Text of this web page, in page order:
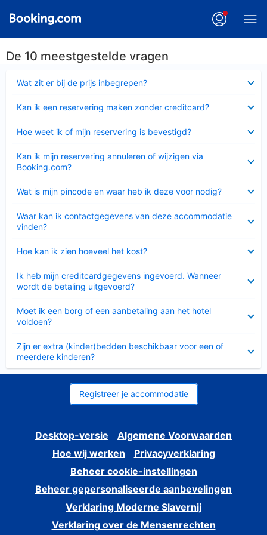
De 10 meestgestelde vragen
Wat zit er bij de prijs inbegrepen?
Kan ik een reservering maken zonder creditcard?
Hoe weet ik of mijn reservering is bevestigd?
Kan ik mijn reservering annuleren of wijzigen via
Booking.com?
Wat is mijn pincode en waar heb ik deze voor nodig?
Waar kan ik contactgegevens van deze accommodatie
vinden?
Hoe kan ik zien hoeveel het kost?
Ik heb mijn creditcardgegevens ingevoerd. Wanneer
wordt de betaling uitgevoerd?
Moet ik een borg of een aanbetaling aan het hotel
voldoen?
Zijn er extra (kinder)bedden beschikbaar voor een of
meerdere kinderen?
Registreer je accommodatie
Desktop-versie
Algemene Voorwaarden
Hoe wij werken
Privacyverklaring
Beheer cookie-instellingen
Beheer gepersonaliseerde aanbevelingen
Verklaring Moderne Slavernij
Verklaring over de Mensenrechten